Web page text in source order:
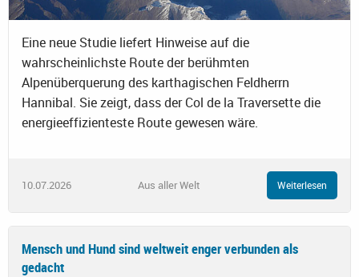
Eine neue Studie liefert Hinweise auf die
wahrscheinlichste Route der berühmten
Alpenüberquerung des karthagischen Feldherrn
Hannibal. Sie zeigt, dass der Col de la Traversette die
energieeffizienteste Route gewesen wäre.
10.07.2026 Aus aller Welt Weiterlesen
Mensch und Hund sind weltweit enger verbunden als
gedacht